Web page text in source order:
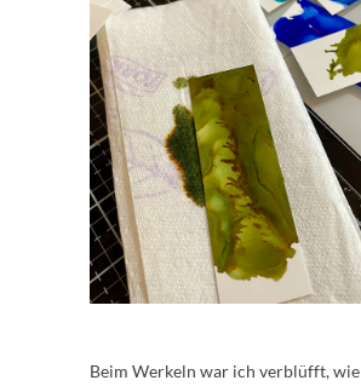
Beim Werkeln war ich verblüfft, wie